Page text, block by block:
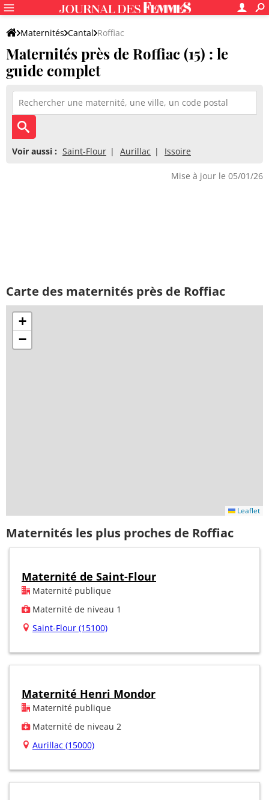
Maternités Cantal Roffiac
Maternités près de Roffiac (15) : le
guide complet
Voir aussi : Saint-Flour Aurillac Issoire
Mise à jour le 05/01/26
Carte des maternités près de Roffiac
+
−
Leaflet
Maternités les plus proches de Roffiac
Maternité de Saint-Flour
Maternité publique
Maternité de niveau 1
Saint-Flour (15100)
Maternité Henri Mondor
Maternité publique
Maternité de niveau 2
Aurillac (15000)